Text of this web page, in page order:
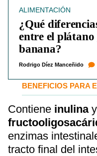
ALIMENTACIÓN
¿Qué
entre el plátano
banana?
Rodrigo Díez Manceñido
BENEFICIOS PARA
Contiene inulinay
enzimas
tracto final del